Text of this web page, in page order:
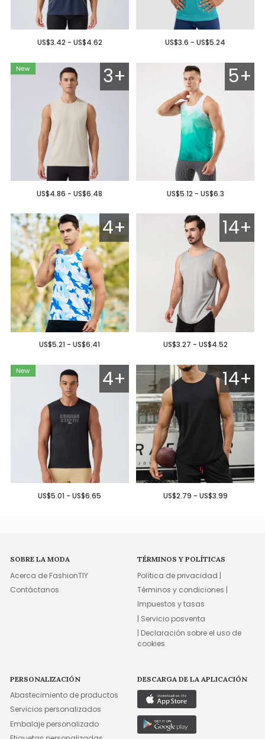
US$3.42 - US$4.62 US$3.6 - US$5.24
3+
US$4.86 - US$6.48
5+
US$5.12 - US$6.3
4+
US$5.21 - US$6.41
14+
US$3.27 - US$4.52
4+
US$5.01 - US$6.65
14+
US$2.79 - US$3.99
SOBRE LA MODA
Acerca de FashionTIY
Contáctanos
TÉRMINOS Y POLÍTICAS
Política de privacidad |
Términos y condiciones |
Impuestos y tasas
| Servicio posventa
| Declaración sobre el uso de
cookies
PERSONALIZACIÓN
Abastecimiento de productos
Servicios personalizados
Embalaje personalizado
DESCARGA DE LA APLICACIÓN